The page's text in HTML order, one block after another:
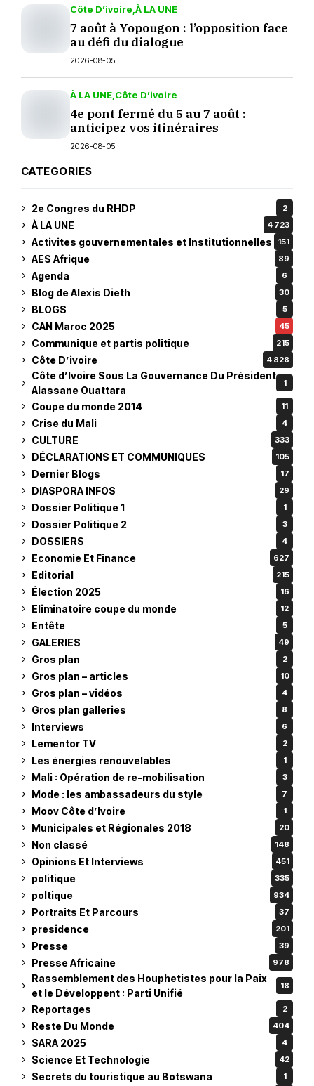
Côte D’ivoire À LA UNE
7 août à Yopougon : l’opposition face
au défi du dialogue
2026-08-05
À LA UNE Côte D’ivoire
4e pont fermé du 5 au 7 août :
anticipez vos itinéraires
2026-08-05
CATEGORIES
2e Congres du RHDP 2
À LA UNE 4 723
Activites gouvernementales et Institutionnelles 151
AES Afrique 89
Agenda 6
Blog de Alexis Dieth 30
BLOGS 5
CAN Maroc 2025 45
Communique et partis politique 215
Côte D’ivoire 4 828
Côte d’Ivoire Sous La Gouvernance Du Président
Alassane Ouattara
1
Coupe du monde 2014 11
Crise du Mali 4
CULTURE 333
DÉCLARATIONS ET COMMUNIQUES 105
Dernier Blogs 17
DIASPORA INFOS 29
Dossier Politique 1 1
Dossier Politique 2 3
DOSSIERS 4
Economie Et Finance 627
Editorial 215
Élection 2025 16
Eliminatoire coupe du monde 12
Entête 5
GALERIES 49
Gros plan 2
Gros plan – articles 10
Gros plan – vidéos 4
Gros plan galleries 8
Interviews 6
Lementor TV 2
Les énergies renouvelables 1
Mali : Opération de re-mobilisation 3
Mode : les ambassadeurs du style 7
Moov Côte d’Ivoire 1
Municipales et Régionales 2018 20
Non classé 148
Opinions Et Interviews 451
politique 335
poltique 934
Portraits Et Parcours 37
presidence 201
Presse 39
Presse Africaine 978
Rassemblement des Houphetistes pour la Paix
et le Développent : Parti Unifié
18
Reportages 2
Reste Du Monde 404
SARA 2025 4
Science Et Technologie 42
Secrets du touristique au Botswana 1